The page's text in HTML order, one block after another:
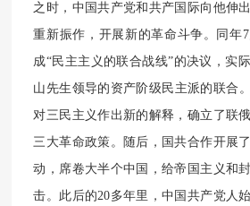
之时，中国共产党和共产国际向他伸
重新振作，开展新的革命斗争。同年
成“民主主义的联合战线”的决议，实
山先生领导的资产阶级民主派的联合
对三民主义作出新的解释，确立了联
三大革命政策。随后，国共合作开展
动，席卷大半个中国，给帝国主义和
击。此后的20多年里，中国共产党人